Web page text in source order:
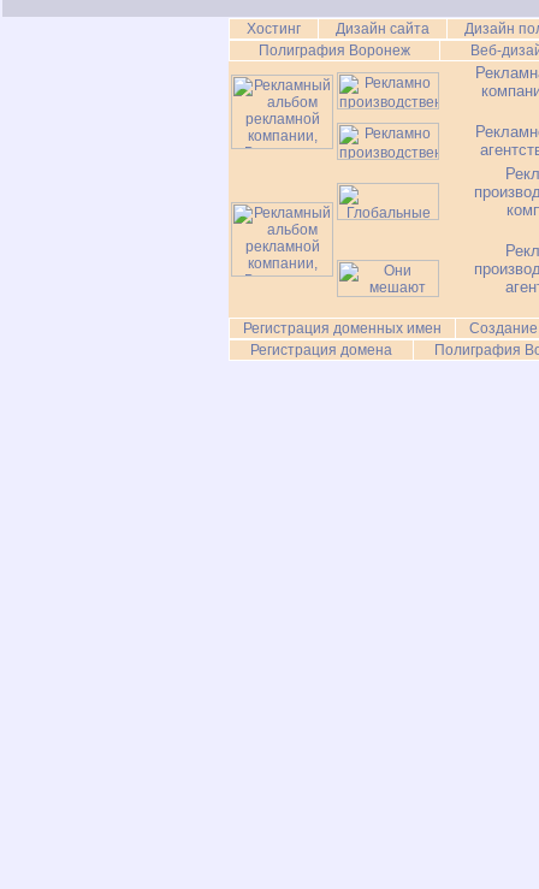
Хостинг Дизайн сайта
Дизайн
Полиграфия Воронеж
Веб-
Регистрация доменных имен
Создание
Регистрация домена
Полиграфия